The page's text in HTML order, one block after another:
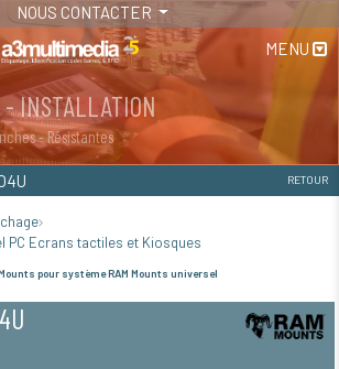
NOUS CONTACTER
MENU
INSTALLATION
- Résistantes
RETOUR
PC Ecrans tactiles et Kiosques
pour système RAM Mounts universel